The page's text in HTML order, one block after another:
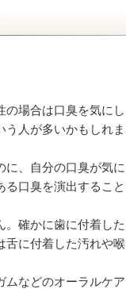
！／
の場合は口臭を気にし
人が多いかもしれま
に、自分の口臭が気に
口臭を演出すること
。確かに歯に付着した
舌に付着した汚れや喉
ムなどのオーラルケア